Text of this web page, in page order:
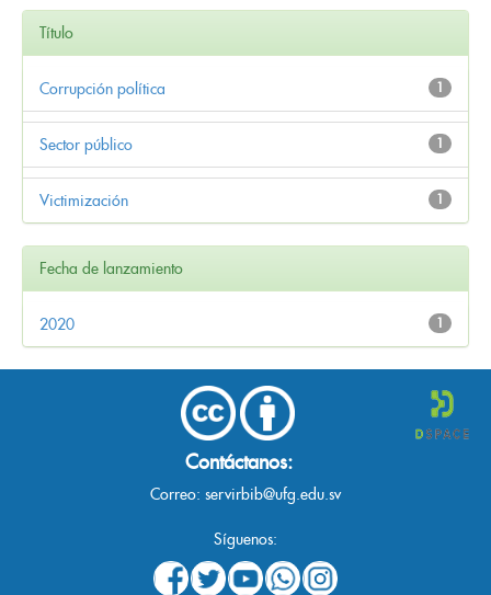
Título
1
Corrupción política
1
Sector público
1
Victimización
Fecha de lanzamiento
1
2020
Contáctanos:
Correo: servirbib@ufg.edu.sv
Síguenos: